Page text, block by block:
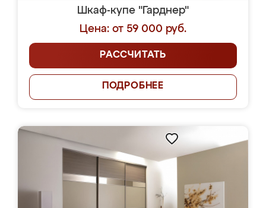
Шкаф-купе "Гарднер"
Цена: от 59 000 руб.
РАССЧИТАТЬ
ПОДРОБНЕЕ